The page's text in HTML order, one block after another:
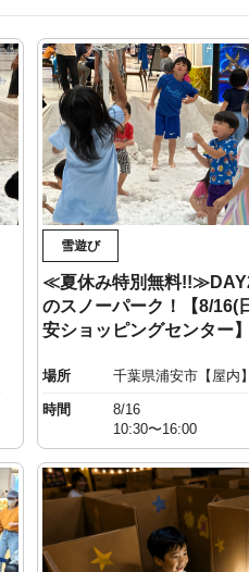
雪遊び
≪夏休み特別無料
のスノーパーク！【8/16(
安ショッピングセンター】
場所 千葉県浦安市【屋内】
時間
8/16
10:30〜16:00